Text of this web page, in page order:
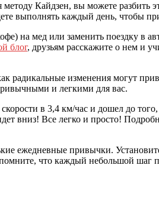
Кайдзен, вы можете разбить
выполнять каждый день, чтобы
на мед или заменить поездку в
блог, друзьям расскажите о нем и
радикальные изменения могут
и легкими для вас.
в 3,4 км/час и дошел до того,
вниз! Все легко и просто!
ежедневные привычки.
что каждый небольшой шаг